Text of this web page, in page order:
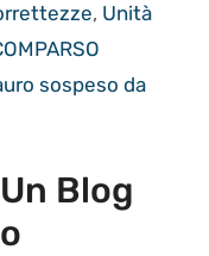
, Unità
sospeso da
Blog